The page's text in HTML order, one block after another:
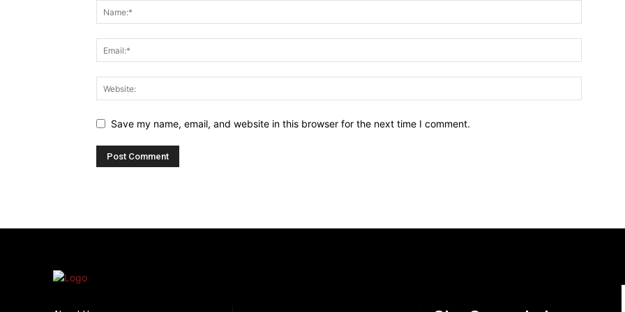
Save my name, email, and website in this browser for the next time I comment.